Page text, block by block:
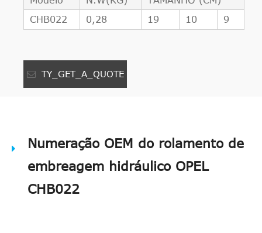
CHB022
0,28 19 10 9
TY_GET_A_QUOTE
Numeração OEM do rolamento de
embreagem hidráulico OPEL
CHB022